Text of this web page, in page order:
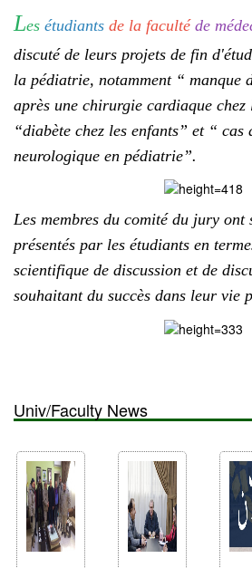
Les étudiants de la faculté de
discuté de leurs projets de fin
la pédiatrie, notamment “ manque
après une chirurgie cardiaque chez
“diabète chez les enfants” et “ cas
neurologique en pédiatrie”.
Les membres du comité du jury ont
présentés par les étudiants en
scientifique de discussion et de
souhaitant du succès dans leur vie
Univ/Faculty News